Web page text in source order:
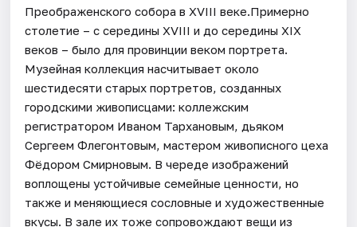
Преображенского собора в XVIII веке.Примерно
столетие – с середины XVIII и до середины XIX
веков – было для провинции веком портрета.
Музейная коллекция насчитывает около
шестидесяти старых портретов, созданных
городскими живописцами: коллежским
регистратором Иваном Тархановым, дьяком
Сергеем Флегонтовым, мастером живописного цеха
Фёдором Смирновым. В череде изображений
воплощены устойчивые семейные ценности, но
также и меняющиеся сословные и художественные
вкусы. В зале их тоже сопровождают вещи из